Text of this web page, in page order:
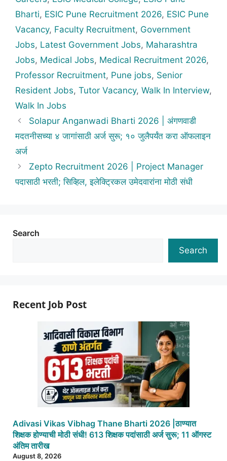
Bharti, ESIC Pune Recruitment 2026, ESIC Pune
Vacancy, Faculty Recruitment, Government
Jobs, Latest Government Jobs, Maharashtra
Jobs, Medical Jobs, Medical Recruitment 2026,
Professor Recruitment, Pune jobs, Senior
Resident Jobs, Tutor Vacancy, Walk In Interview,
Walk In Jobs
Solapur Anganwadi Bharti 2026 | अंगणवाडी
मदतनीसच्या ४ जागांसाठी अर्ज सुरू; १० जुलैपर्यंत करा ऑफलाइन
अर्ज
Zepto Recruitment 2026 | Project Manager
पदासाठी भरती; सिव्हिल, इलेक्ट्रिकल उमेदवारांना मोठी संधी
Search
Search
Recent Job Post
Adivasi Vikas Vibhag Thane Bharti 2026 |ठाण्यात
शिक्षक होण्याची मोठी संधी! 613 शिक्षक पदांसाठी अर्ज सुरू; 11 ऑगस्ट
अंतिम तारीख
August 8, 2026